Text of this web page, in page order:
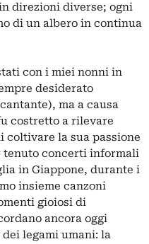
direzioni diverse; ogni
di un albero in continua
con i miei nonni in
desiderato
ma a causa
costretto a rilevare
coltivare la sua passione
tenuto concerti informali
in Giappone, durante i
insieme canzoni
gioiosi di
ancora oggi
legami umani: la